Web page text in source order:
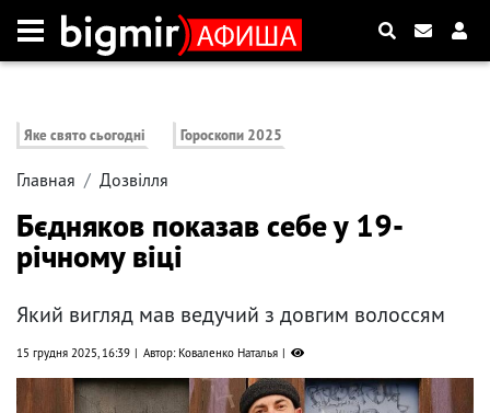
Яке свято сьогодні Гороскопи 2025
Главная Дозвілля
Бєдняков показав себе у 19-
річному віці
Який вигляд мав ведучий з довгим волоссям
15 грудня 2025, 16:39 Автор: Коваленко Наталья